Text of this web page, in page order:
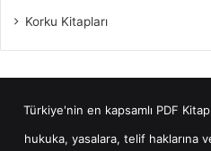
Korku Kitapları
Türkiye'nin en kapsamlı PDF
hukuka, yasalara, telif haklarına